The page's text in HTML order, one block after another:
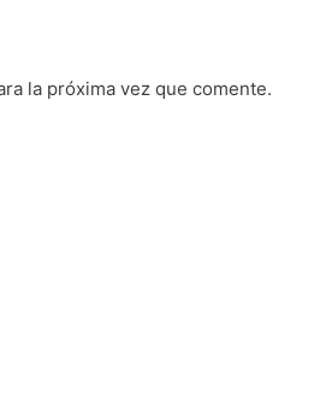
la próxima vez que comente.